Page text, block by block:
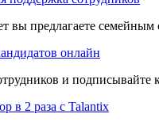
вы предлагаете семейным
онлайн
и подписывайте
в 2 раза с Talantix